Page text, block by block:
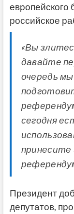
европейского
российское
«Вы
давайте
очередь
сегодня
принесите
Президент
депутатов,